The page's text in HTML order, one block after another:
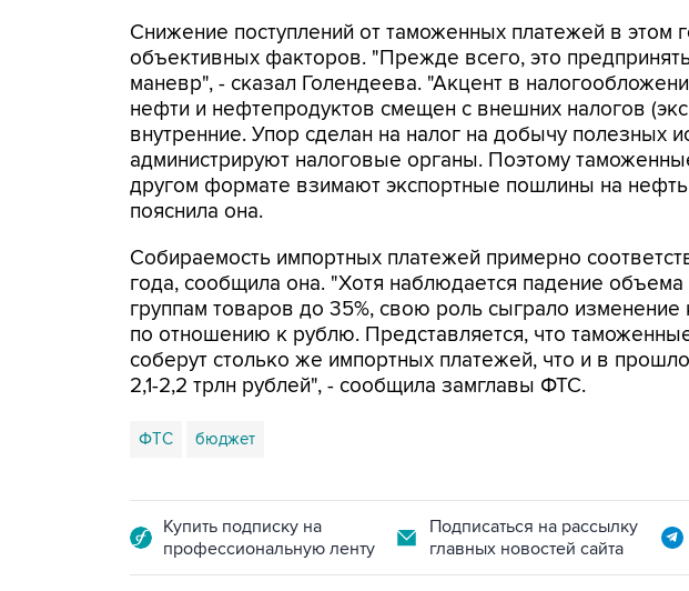
Снижение поступлений от таможенных платежей в этом
объективных факторов. "Прежде всего, это
маневр", - сказал Голендеева. "Акцент в
нефти и нефтепродуктов смещен с внешних налогов
внутренние. Упор сделан на налог на добычу полезных
администрируют налоговые органы. Поэтому
другом формате взимают экспортные пошлины на
пояснила она.
Собираемость импортных платежей примерно
года, сообщила она. "Хотя наблюдается падение
группам товаров до 35%, свою роль сыграло изменение
по отношению к рублю. Представляется, что
соберут столько же импортных платежей, что и в
2,1-2,2 трлн рублей", - сообщила замглавы ФТС.
ФТС бюджет
Купить подписку на
профессиональную ленту
Подписаться на рассылку
главных новостей сайта